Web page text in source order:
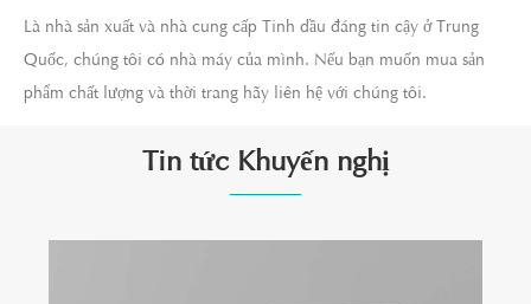
Là nhà sản xuất và nhà cung cấp Tinh dầu đáng tin cậy ở Trung
Quốc, chúng tôi có nhà máy của mình. Nếu bạn muốn mua sản
phẩm chất lượng và thời trang hãy liên hệ với chúng tôi.
Tin tức Khuyến nghị